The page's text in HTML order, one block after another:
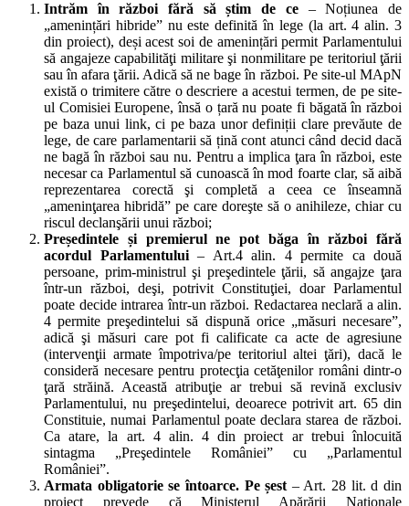
Intrăm în război fără să știm de ce– Noțiunea de
„amenințări hibride” nu este definită în lege (la art. 4 alin. 3
din proiect), deși acest soi de amenințări permit Parlamentului
să angajeze capabilităţi militare şi nonmilitare pe teritoriul ţării
sau în afara ţării. Adică să ne bage în război. Pe site-ul MApN
există o trimitere către o descriere a acestui termen, de pe site-
ul Comisiei Europene, însă o țară nu poate fi băgată în război
pe baza unui link, ci pe baza unor definiții clare prevăute de
lege, de care parlamentarii să țină cont atunci când decid dacă
ne bagă în război sau nu. Pentru a implica ţara în război, este
necesar ca Parlamentul să cunoască în mod foarte clar, să aibă
reprezentarea corectă şi completă a ceea ce înseamnă
„ameninţarea hibridă” pe care doreşte să o anihileze, chiar cu
riscul declanşării unui război;
Președintele și premierul ne pot băga în război fără
acordul Parlamentului– Art.4 alin. 4 permite ca două
persoane, prim-ministrul şi preşedintele ţării, să angajze ţara
într-un război, deşi, potrivit Constituţiei, doar Parlamentul
poate decide intrarea într-un război. Redactarea neclară a alin.
4 permite preşedintelui să dispună orice „măsuri necesare”,
adică şi măsuri care pot fi calificate ca acte de agresiune
(intervenţii armate împotriva/pe teritoriul altei ţări), dacă le
consideră necesare pentru protecţia cetăţenilor români dintr-o
ţară străină. Această atribuţie ar trebui să revină exclusiv
Parlamentului, nu preşedintelui, deoarece potrivit art. 65 din
Constituie, numai Parlamentul poate declara starea de război.
Ca atare, la art. 4 alin. 4 din proiect ar trebui înlocuită
sintagma „Preşedintele României” cu „Parlamentul
României”.
Armata obligatorie se întoarce. Pe șest – Art. 28 lit. d din
proiect prevede că Ministerul Apărării Naţionale